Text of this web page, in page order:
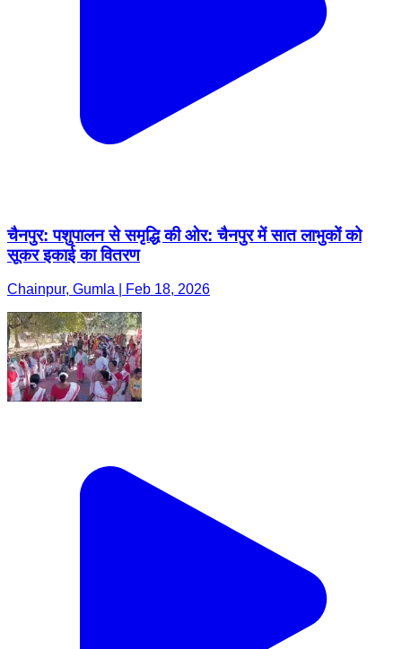
चैनपुर: पशुपालन से समृद्धि की ओर: चैनपुर में सात लाभुकों को
सूकर इकाई का वितरण
Chainpur, Gumla | Feb 18, 2026